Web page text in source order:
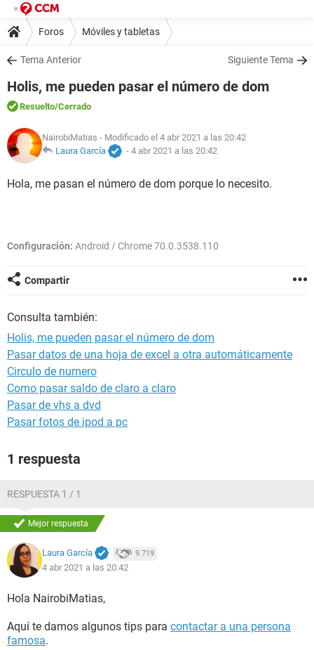
Foros Móviles y tabletas
Tema Anterior Siguiente Tema
Holis, me pueden pasar el número de dom
Resuelto/Cerrado
NairobiMatias - Modificado el 4 abr 2021 a las 20:42
Laura García
- 4 abr 2021 a las 20:42
Hola, me pasan el número de dom porque lo necesito.
Configuración: Android / Chrome 70.0.3538.110
Compartir
Consulta también:
Holis, me pueden pasar el número de dom
Pasar datos de una hoja de excel a otra automáticamente
Circulo de numero
Como pasar saldo de claro a claro
Pasar de vhs a dvd
Pasar fotos de ipod a pc
1 respuesta
RESPUESTA 1 / 1
Mejor respuesta
Laura García 9.719
4 abr 2021 a las 20:42
Hola NairobiMatias,
Aquí te damos algunos tips para contactar a una persona
famosa.